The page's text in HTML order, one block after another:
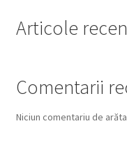
Articole
Comentarii
Niciun comentariu de